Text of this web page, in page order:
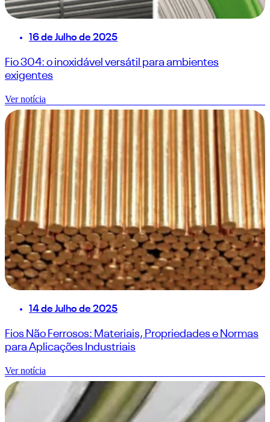
16 de Julho de 2025
Fio 304: o inoxidável versátil para ambientes
exigentes
Ver notícia
14 de Julho de 2025
Fios Não Ferrosos: Materiais, Propriedades e Normas
para Aplicações Industriais
Ver notícia